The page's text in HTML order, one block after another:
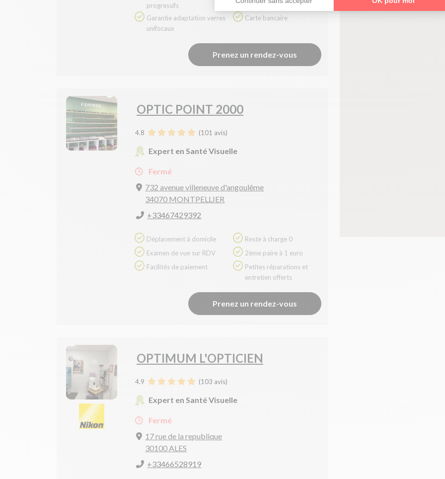
progressifs
unifocaux
Reste à charge 0
Carte bancaire
Prenez un rendez-vous
OPTIC POINT 2000
4.8 (101 avis)
Expert en Santé Visuelle
Fermé
732 avenue villeneuve d'angoulême
34070 MONTPELLIER
+33467429392
Déplacement à domicile
Examen de vue sur RDV
Facilités de paiement
Reste à charge 0
2ème paire à 1 euro
entretien offerts
Prenez un rendez-vous
OPTIMUM L'OPTICIEN
4.9 (103 avis)
Expert en Santé Visuelle
Fermé
17 rue de la republique
30100 ALES
+33466528919